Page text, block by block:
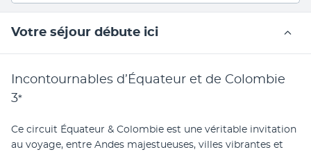
Votre séjour débute ici
Incontournables d’Équateur et de Colombie
3*
Ce circuit Équateur & Colombie est une véritable invitation
au voyage, entre Andes majestueuses, villes vibrantes et